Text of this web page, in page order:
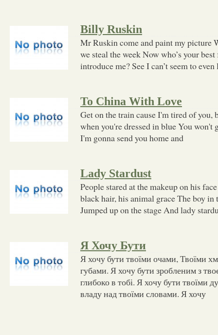
Billy Ruskin
Mr Ruskin come and paint my picture
we steal the week Now who’s your
introduce me? See I can’t seem to
To China With Love
Get on the train cause I'm tired of you,
when you're dressed in blue You won't
I'm gonna send you home and
Lady Stardust
People stared at the makeup on his
black hair, his animal grace The boy in
Jumped up on the stage And lady
Я Хочу Бути
Я хочу бути твоїми очами, Твоїми
губами. Я хочу бути зробленим з
глибоко в тобі. Я хочу бути твоїми
владу над твоїми словами. Я хочу